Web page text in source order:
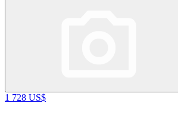
1 728 US$